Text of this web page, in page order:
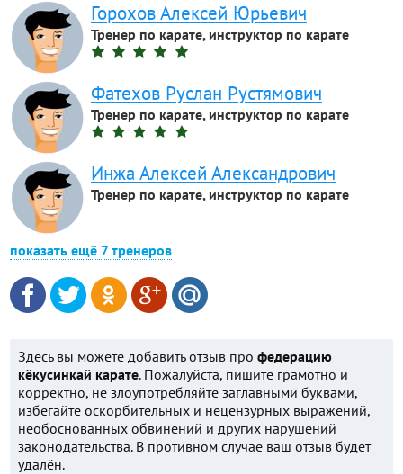
Горохов Алексей Юрьевич
Тренер по карате, инструктор по карате
Фатехов Руслан Рустямович
Тренер по карате, инструктор по карате
Инжа Алексей Александрович
Тренер по карате, инструктор по карате
показать ещё 7 тренеров
Здесь вы можете добавить отзыв про федерацию
кёкусинкай карате. Пожалуйста, пишите грамотно и
корректно, не злоупотребляйте заглавными буквами,
избегайте оскорбительных и нецензурных выражений,
необоснованных обвинений и других нарушений
законодательства. В противном случае ваш отзыв будет
удалён.